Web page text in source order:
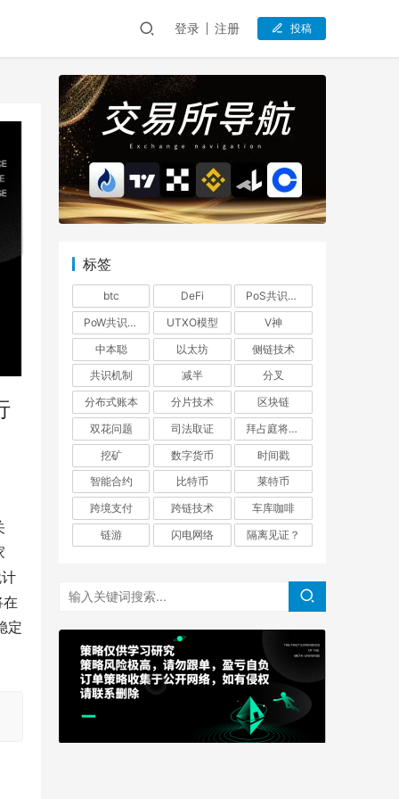
登录 注册 投稿
定
标签
btc DeFi
PoS共识机制
PoW共识机制
UTXO模型
V神
中本聪
以太坊
侧链技术
共识机制
减半
分叉
分布式账本
分片技术
区块链
双花问题
司法取证
拜占庭将军问题
挖矿
数字货币
时间戳
智能合约
比特币
莱特币
跨境支付
跨链技术
车库咖啡
链游
闪电网络 隔离见证？